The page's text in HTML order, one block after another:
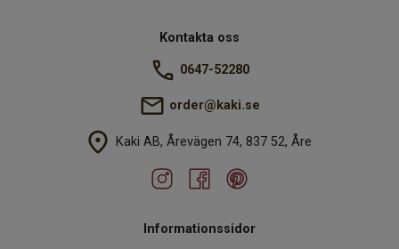
Kontakta oss
0647-52280
order@kaki.se
Kaki AB, Årevägen 74, 837 52, Åre
Informationssidor